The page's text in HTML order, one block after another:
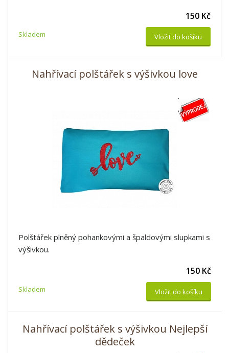
Skladem
150 Kč
Vložit do košíku
Nahřívací polštářek s výšivkou love
Polštářek plněný pohankovými a špaldovými slupkami s
výšivkou.
Skladem
150 Kč
Vložit do košíku
Nahřívací polštářek s výšivkou Nejlepší
dědeček